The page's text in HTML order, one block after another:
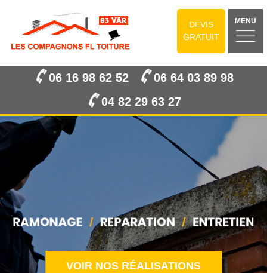
DEVIS
GRATUIT
MENU
06 16 98 62 52
06 64 03 89 98
04 82 29 63 27
VOIR NOS RÉALISATIONS